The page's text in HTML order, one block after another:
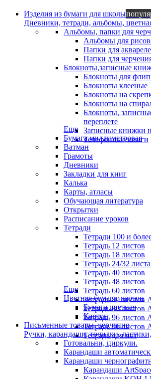
Изделия из бумаги для школы
Дневники, тетради, альбомы,
Альбомы, папки для
Альбомы для
Папки для
Папки для
Блокноты,записные
Блокноты для
Блокноты клееные
Блокноты на
Блокноты на
Блокноты,
переплете
Записные книжки
Телефонные книги
Еще
Бумага миллиметровая
Ватман
Грамоты
Дневники
Закладки для книг
Калька
Карты, атласы
Обучающая литература
Открытки
Расписание уроков
Тетради
Тетради 100 и
Тетрадь 12 листов
Тетрадь 18 листов
Тетрадь 24/32 листа
Тетрадь 40 листов
Тетрадь 48 листов
Тетрадь 60 листов
Тетрадь 80 листов
Тетрадь 80 листов
Тетрадь 96 листов
Тетрадь 96 листов
Тетрадь для нот
Еще
Цветная бумага, картон
Бумага цветная
Картон
Письменные товары, черчение
Ручки, карандаши, точилки,
Готовальни, циркули.
Карандаши
Карандаши
Карандаши